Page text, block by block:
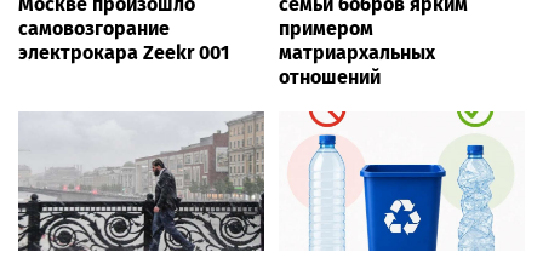
Москве произошло
самовозгорание
электрокара Zeekr 001
семьи бобров ярким
примером
матриархальных
отношений